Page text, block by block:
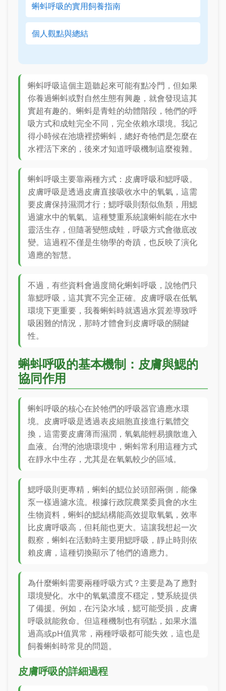
蝌蚪呼吸的實用飼養指南
個人觀點與總結
蝌蚪呼吸這個主題聽起來可能有點冷門，但如果
你養過蝌蚪或對自然生態有興趣，就會發現這其
實超有趣的。蝌蚪是青蛙的幼體階段，牠們的呼
吸方式和成蛙完全不同，完全依賴水環境。我記
得小時候在池塘裡捞蝌蚪，總好奇牠們是怎麼在
水裡活下來的，後來才知道呼吸機制這麼複雜。
蝌蚪呼吸主要靠兩種方式：皮膚呼吸和鰓呼吸。
皮膚呼吸是透過皮膚直接吸收水中的氧氣，這需
要皮膚保持濕潤才行；鰓呼吸則類似魚類，用鰓
過濾水中的氧氣。這種雙重系統讓蝌蚪能在水中
靈活生存，但隨著變態成蛙，呼吸方式會徹底改
變。這過程不僅是生物學的奇蹟，也反映了演化
適應的智慧。
不過，有些資料會過度簡化蝌蚪呼吸，說牠們只
靠鰓呼吸，這其實不完全正確。皮膚呼吸在低氧
環境下更重要，我養蝌蚪時就遇過水質差導致呼
吸困難的情況，那時才體會到皮膚呼吸的關鍵
性。
蝌蚪呼吸的基本機制：皮膚與鰓的
協同作用
蝌蚪呼吸的核心在於牠們的呼吸器官適應水環
境。皮膚呼吸是透過表皮細胞直接進行氣體交
換，這需要皮膚薄而濕潤，氧氣能輕易擴散進入
血液。台灣的池塘環境中，蝌蚪常利用這種方式
在靜水中生存，尤其是在氧氣較少的區域。
鰓呼吸則更專精，蝌蚪的鰓位於頭部兩側，能像
泵一樣過濾水流。根據行政院農業委員會的水生
生物資料，蝌蚪的鰓結構能高效提取氧氣，效率
比皮膚呼吸高，但耗能也更大。這讓我想起一次
觀察，蝌蚪在活動時主要用鰓呼吸，靜止時則依
賴皮膚，這種切換顯示了牠們的適應力。
為什麼蝌蚪需要兩種呼吸方式？主要是為了應對
環境變化。水中的氧氣濃度不穩定，雙系統提供
了備援。例如，在污染水域，鰓可能受損，皮膚
呼吸就能救命。但這種機制也有弱點，如果水溫
過高或pH值異常，兩種呼吸都可能失效，這也是
飼養蝌蚪時常見的問題。
皮膚呼吸的詳細過程